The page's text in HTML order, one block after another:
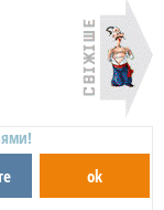
ok